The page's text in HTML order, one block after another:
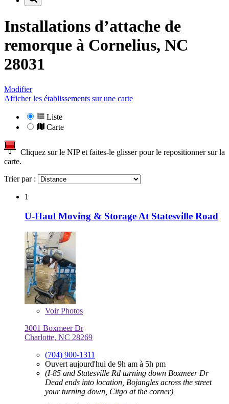
Installations d’attache de
remorque à Cornelius, NC
28031
Modifier
Afficher les établissements sur une carte
Liste
Carte
Cliquez sur le NIP et faites-le glisser pour le repositionner sur la
carte.
Trier par :
1
U-Haul Moving & Storage At Statesville Road
VoirPhotos
3001 Boxmeer Dr
Charlotte, NC 28269
(704) 900-1311
Ouvert aujourd'hui de 9h am à 5h pm
(I-85 and Statesville Rd turning down Boxmeer Dr
Dead ends into location, Bojangles across the street
your turning down, Citgo at the corner)